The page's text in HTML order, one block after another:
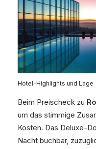
Hotel-Highlights und Lage
Beim Preischeck zu
um das stimmige
Kosten. Das Deluxe-
Nacht buchbar,